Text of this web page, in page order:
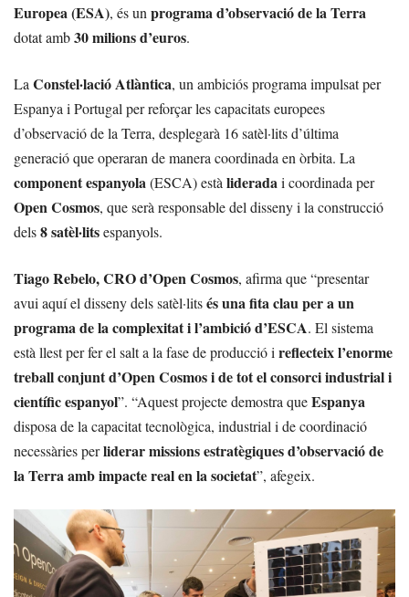
Europea (ESA), és un programa d’observació de la Terra
dotat amb30 milions d’euros.
La Constel·lació Atlàntica, un ambiciós programa impulsat per
Espanya i Portugal per reforçar les capacitats europees
d’observació de la Terra, desplegarà 16 satèl·lits d’última
generació que operaran de manera coordinada en òrbita. La
component espanyola(ESCA) està lideradai coordinada per
Open Cosmos, que serà responsable del disseny i la construcció
dels8 satèl·litsespanyols.
Tiago Rebelo, CRO d’Open Cosmos, afirma que “presentar
avui aquí el disseny dels satèl·litsés una fita clau per a un
programa de la complexitat i l’ambició d’ESCA. El sistema
està llest per fer el salt a la fase de producció i reflecteix l’enorme
treball conjunt d’Open Cosmos i de tot el consorci industrial i
científic espanyol”. “Aquest projecte demostra queEspanya
disposa de la capacitat tecnològica, industrial i de coordinació
necessàries perliderar missions estratègiques d’observació de
la Terra amb impacte real en la societat”, afegeix.